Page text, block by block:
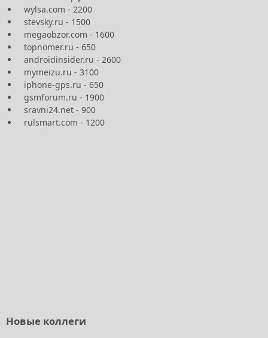
wylsa.com - 2200
stevsky.ru - 1500
megaobzor.com - 1600
topnomer.ru - 650
androidinsider.ru - 2600
mymeizu.ru - 3100
iphone-gps.ru - 650
gsmforum.ru - 1900
sravni24.net - 900
rulsmart.com - 1200
Новые коллеги